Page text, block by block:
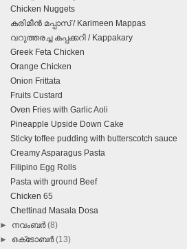
Chicken Nuggets
കരിമീന്‍ മപ്പാസ്‌ / Karimeen Mappas
വറുത്തരച്ച കപ്പക്കറി / Kappakary
Greek Feta Chicken
Orange Chicken
Onion Frittata
Fruits Custard
Oven Fries with Garlic Aoli
Pineapple Upside Down Cake
Sticky toffee pudding with butterscotch sauce
Creamy Asparagus Pasta
Filipino Egg Rolls
Pasta with ground Beef
Chicken 65
Chettinad Masala Dosa
► നവംബർ(8)
► ഒക്‌ടോബർ(13)